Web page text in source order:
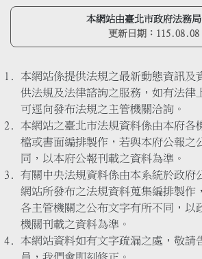
本網站由臺北市政府法務
更新日期： 115.08.08
本網站係提供法規之最新動態資訊及
供法規及法律諮詢之服務，如有法律
可逕向發布法規之主管機關洽詢。
本網站之臺北市法規資料係由本府各
檔或書面編排製作，若與本府公報之
同，以本府公報刊載之資料為準。
有關中央法規資料係由本系統於政府
網站所發布之法規資料蒐集編排製作
各主管機關之公布文字有所不同，以
機關刊載之資料為準。
本網站資料如有文字疏漏之處，敬請
員，我們會即刻修正。